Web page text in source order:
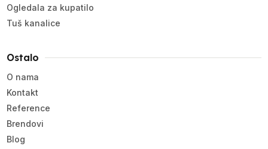
Ogledala za kupatilo
Tuš kanalice
Ostalo
O nama
Kontakt
Reference
Brendovi
Blog